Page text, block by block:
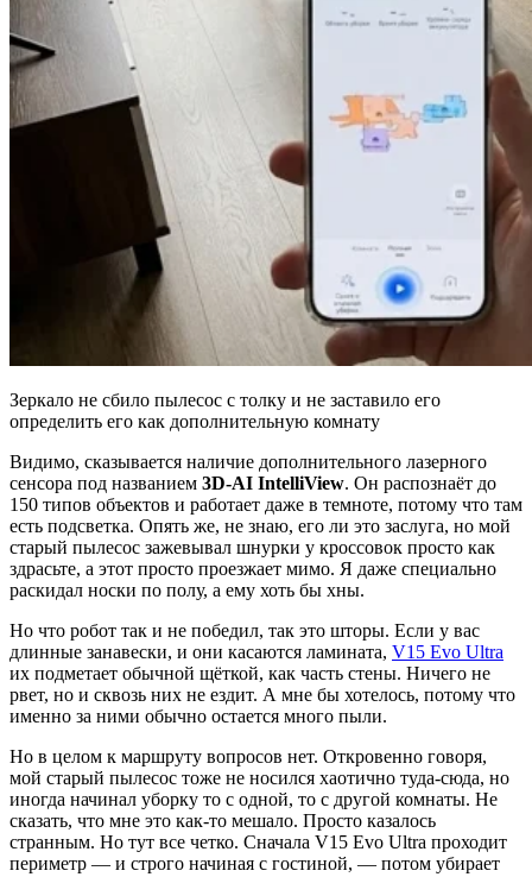
Зеркало не сбило пылесос с толку и не заставило его
определить его как дополнительную комнату
Видимо, сказывается наличие дополнительного лазерного
сенсора под названием 3D-AI IntelliView. Он распознаёт до
150 типов объектов и работает даже в темноте, потому что там
есть подсветка. Опять же, не знаю, его ли это заслуга, но мой
старый пылесос зажевывал шнурки у кроссовок просто как
здрасьте, а этот просто проезжает мимо. Я даже специально
раскидал носки по полу, а ему хоть бы хны.
Но что робот так и не победил, так это шторы. Если у вас
длинные занавески, и они касаются ламината, V15 Evo Ultra
их подметает обычной щёткой, как часть стены. Ничего не
рвет, но и сквозь них не ездит. А мне бы хотелось, потому что
именно за ними обычно остается много пыли.
Но в целом к маршруту вопросов нет. Откровенно говоря,
мой старый пылесос тоже не носился хаотично туда-сюда, но
иногда начинал уборку то с одной, то с другой комнаты. Не
сказать, что мне это как-то мешало. Просто казалось
странным. Но тут все четко. Сначала V15 Evo Ultra проходит
периметр — и строго начиная с гостиной, — потом убирает